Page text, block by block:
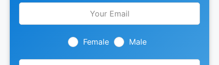
Leave
Female Male